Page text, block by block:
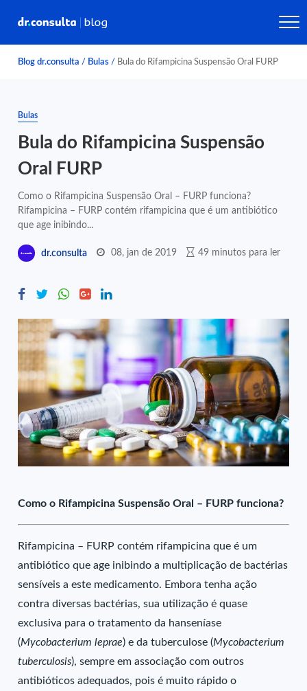
Blog dr.consulta / Bulas / Bula do Rifampicina Suspensão Oral FURP
Bulas
Bula do Rifampicina Suspensão
Oral FURP
Como o Rifampicina Suspensão Oral – FURP funciona?
Rifampicina – FURP contém rifampicina que é um antibiótico
que age inibindo...
dr.consulta 08, jan de 2019 49 minutos para ler
Como o Rifampicina Suspensão Oral – FURP funciona?
Rifampicina – FURP contém rifampicina que é um
antibiótico que age inibindo a multiplicação de bactérias
sensíveis a este medicamento. Embora tenha ação
contra diversas bactérias, sua utilização é quase
exclusiva para o tratamento da hanseníase
(Mycobacterium leprae) e da tuberculose (Mycobacterium
tuberculosis), sempre em associação com outros
antibióticos adequados, pois é muito rápido o